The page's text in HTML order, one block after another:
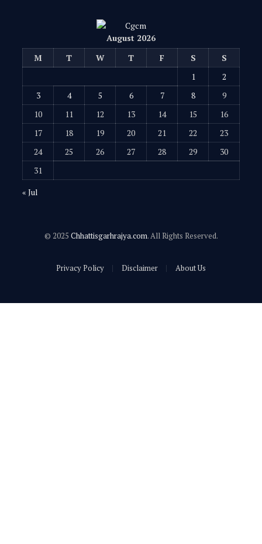
August 2026
M
T W T F S
S
1
2
3
4 5 6 7 8
9
10
11 12 13 14 15
16
17
18 19 20 21 22
23
24
25 26 27 28 29
30
31
« Jul
© 2025 Chhattisgarhrajya.com. All Rights Reserved.
Privacy Policy Disclaimer About Us